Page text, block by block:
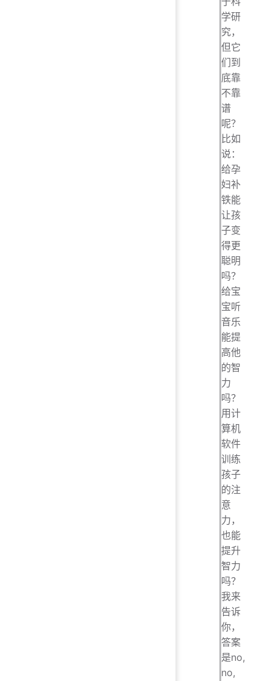
学研
究，
但它
们到
底靠
不靠
谱
呢？
比如
说：
给孕
妇补
铁能
让孩
子变
得更
聪明
吗？
给宝
宝听
音乐
能提
高他
的智
力
吗？
用计
算机
软件
训练
孩子
的注
意
力，
也能
提升
智力
吗？
我来
告诉
你，
答案
是no,
no,